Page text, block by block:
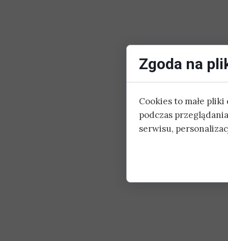
Zgoda na
Cookies to małe
podczas
serwisu,